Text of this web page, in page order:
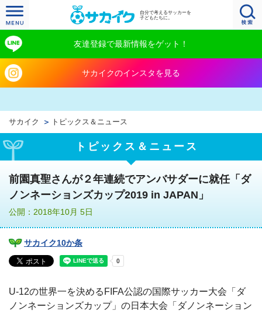
自分で考えるサッカーを
子どもたちに。
友達登録で最新情報をゲット！
サカイクのインスタを見る
サカイク トピックス＆ニュース
トピックス＆ニュース
前園真聖さんが２年連続でアンバサダーに就任「ダ
ノンネーションズカップ2019 in JAPAN」
公開：2018年10月 5日
サカイク10か条
U-12の世界一を決めるFIFA公認の国際サッカー大会「ダ
ノンネーションズカップ」の日本大会「ダノンネーション